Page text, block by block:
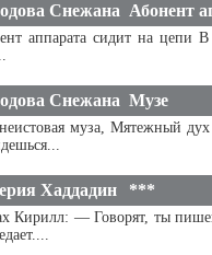
Снежана Абонент
аппарата сидит на цепи
Снежана Музе
муза, Мятежный дух
Хаддадин ***
Кирилл: — Говорят, ты